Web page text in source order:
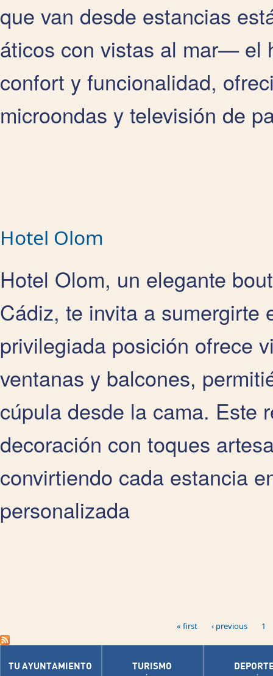
que van desde estancias
áticos con vistas al mar— el
confort y funcionalidad,
microondas y televisión de
Hotel Olom
Hotel Olom, un elegante
Cádiz, te invita a sumergirte
privilegiada posición ofrece
ventanas y balcones,
cúpula desde la cama. Este
decoración con toques
convirtiendo cada estancia
personalizada
« first ‹ previous 1
TU AYUNTAMIENTO TURISMO